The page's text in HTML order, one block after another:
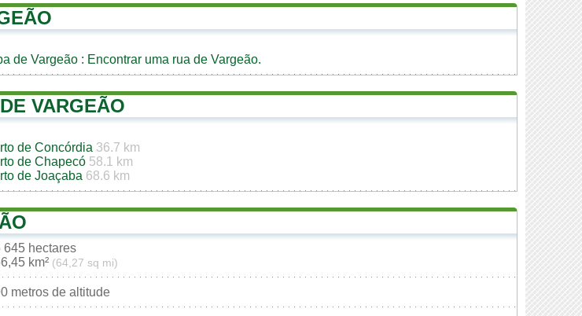
de Vargeão : Encontrar uma rua de Vargeão.
VARGEÃO
de Concórdia 36.7 km
de Chapecó 58.1 km
de Joaçaba 68.6 km
645 hectares
km² (64,27 sq mi)
metros de altitude